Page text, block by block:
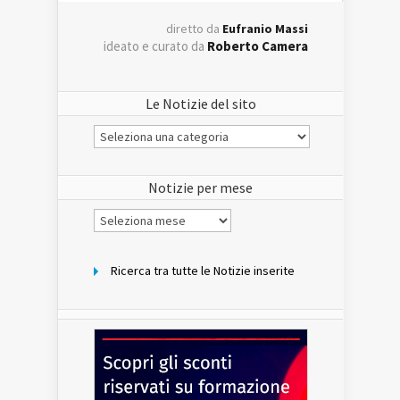
diretto da Eufranio Massi
ideato e curato da Roberto Camera
Le Notizie del sito
Le
Notizie
Notizie per mese
Notizie
per
Ricerca tra tutte le Notizie inserite